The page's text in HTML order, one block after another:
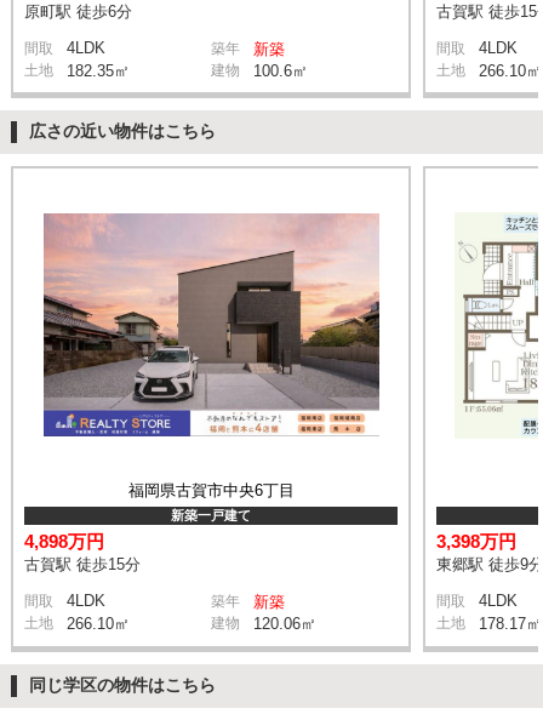
原町駅 徒歩6分
間取 4LDK 築年 新築
土地 182.35㎡ 建物 100.6㎡
古賀駅 徒歩15
間取 4LDK
土地 266.10㎡
広さの近い物件はこちら
福岡県古賀市中央6丁目
新築一戸建て
4,898万円
古賀駅 徒歩15分
間取 4LDK 築年 新築
土地 266.10㎡ 建物 120.06㎡
3,398万円
東郷駅 徒歩9分
間取 4LDK
土地 178.17㎡
同じ学区の物件はこちら